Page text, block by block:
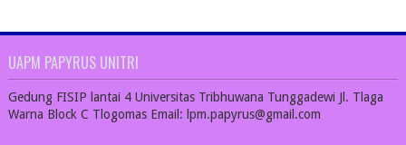
UAPM PAPYRUS UNITRI
Gedung FISIP lantai 4 Universitas Tribhuwana Tunggadewi Jl. Tlaga
Warna Block C Tlogomas Email: lpm.papyrus@gmail.com